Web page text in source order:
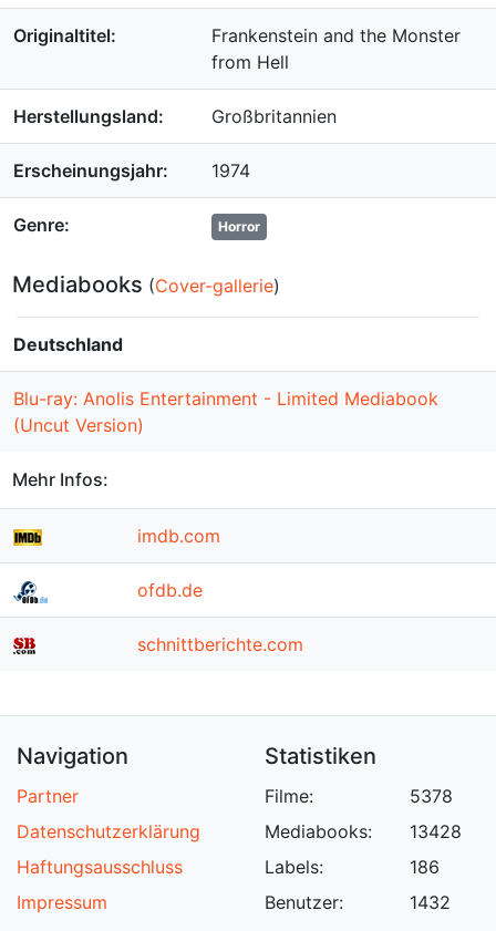
Originaltitel:
Frankenstein and the Monster
from Hell
Herstellungsland: Großbritannien
Erscheinungsjahr: 1974
Genre: Horror
Mediabooks (Cover-gallerie)
Deutschland
Blu-ray: Anolis Entertainment - Limited Mediabook
(Uncut Version)
Mehr Infos:
imdb.com
ofdb.de
schnittberichte.com
Navigation
Partner
Datenschutzerklärung
Haftungsausschluss
Impressum
Statistiken
Filme:
Mediabooks:
Labels:
Benutzer:
5378
13428
186
1432